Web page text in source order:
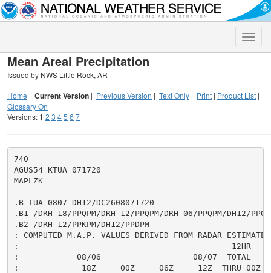
Toggle
Mean Areal Precipitation
Issued by NWS Little Rock, AR
Home | Current Version | Previous Version | Text Only | Print | Product List |
Glossary On
Versions:1 2 3 45 6 7
740
AGUS54 KTUA 071720
MAPLZK
.B TUA 0807 DH12/DC2608071720
.B1 /DRH-18/PPQPM/DRH-12/PPQPM/DRH-06/PPQPM/DH12/
.B2 /DRH-12/PPKPM/DH12/PPDPM
: COMPUTED M.A.P. VALUES DERIVED FROM RADAR
:                                            12HR
:            08/06                   08/07  TOTAL
:             18Z     00Z     06Z     12Z  THRU 00Z